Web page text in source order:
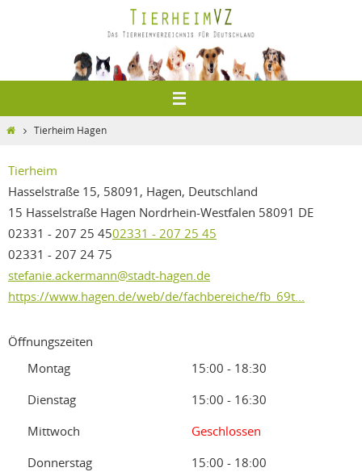
HomeTierheim Hagen
Tierheim
Hasselstraße 15, 58091, Hagen, Deutschland
15 Hasselstraße Hagen Nordrhein-Westfalen 58091 DE
02331 - 207 25 4502331 - 207 25 45
02331 - 207 24 75
stefanie.ackermann@stadt-hagen.de
https://www.hagen.de/web/de/fachbereiche/fb_69t...
Öffnungszeiten
Montag
15:00 - 18:30
Dienstag
15:00 - 16:30
Mittwoch
Geschlossen
Donnerstag
15:00 - 18:00